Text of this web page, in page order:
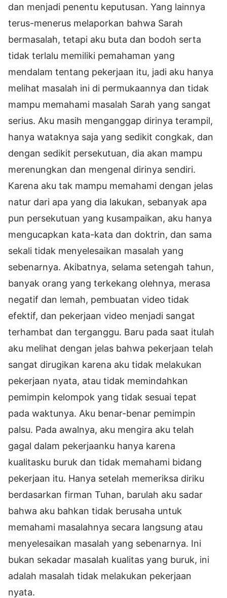
dan menjadi penentu keputusan. Yang lainnya
terus-menerus melaporkan bahwa Sarah
bermasalah, tetapi aku buta dan bodoh serta
tidak terlalu memiliki pemahaman yang
mendalam tentang pekerjaan itu, jadi aku hanya
melihat masalah ini di permukaannya dan tidak
mampu memahami masalah Sarah yang sangat
serius. Aku masih menganggap dirinya terampil,
hanya wataknya saja yang sedikit congkak, dan
dengan sedikit persekutuan, dia akan mampu
merenungkan dan mengenal dirinya sendiri.
Karena aku tak mampu memahami dengan jelas
natur dari apa yang dia lakukan, sebanyak apa
pun persekutuan yang kusampaikan, aku hanya
mengucapkan kata-kata dan doktrin, dan sama
sekali tidak menyelesaikan masalah yang
sebenarnya. Akibatnya, selama setengah tahun,
banyak orang yang terkekang olehnya, merasa
negatif dan lemah, pembuatan video tidak
efektif, dan pekerjaan video menjadi sangat
terhambat dan terganggu. Baru pada saat itulah
aku melihat dengan jelas bahwa pekerjaan telah
sangat dirugikan karena aku tidak melakukan
pekerjaan nyata, atau tidak memindahkan
pemimpin kelompok yang tidak sesuai tepat
pada waktunya. Aku benar-benar pemimpin
palsu. Pada awalnya, aku mengira aku telah
gagal dalam pekerjaanku hanya karena
kualitasku buruk dan tidak memahami bidang
pekerjaan itu. Hanya setelah memeriksa diriku
berdasarkan firman Tuhan, barulah aku sadar
bahwa aku bahkan tidak berusaha untuk
memahami masalahnya secara langsung atau
menyelesaikan masalah yang sebenarnya. Ini
bukan sekadar masalah kualitas yang buruk, ini
adalah masalah tidak melakukan pekerjaan
nyata.